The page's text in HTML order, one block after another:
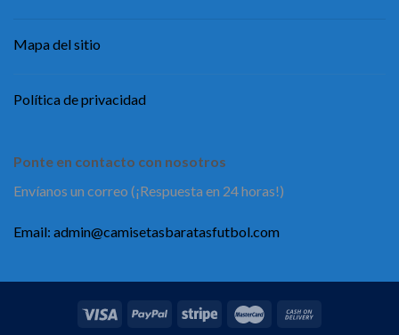
Mapa del sitio
Política de privacidad
Ponte en contacto con nosotros
Envíanos un correo (¡Respuesta en 24 horas!)
Email: admin@camisetasbaratasfutbol.com